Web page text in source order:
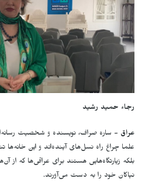
رجاء حمید رشید
عراق - ساره صراف، نویسنده و شخصیت
علما چراغ راه نسل‌های آینده‌اند و این خانه‌ها
بلکه زیارتگاه‌هایی هستند برای عراقی‌ها که از
نیاکان خود را به دست می‌آورند.